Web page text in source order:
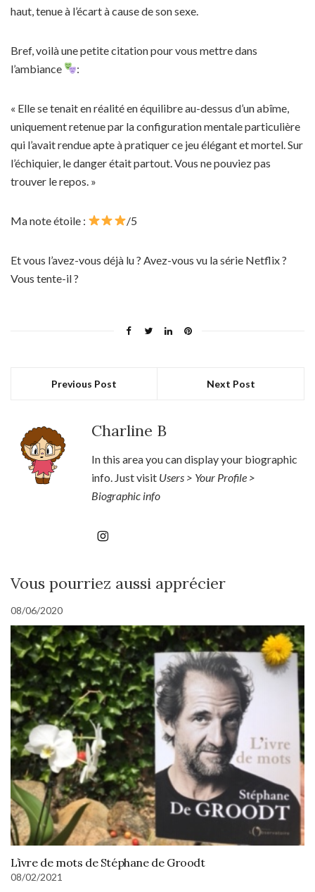
haut, tenue à l’écart à cause de son sexe.
Bref, voilà une petite citation pour vous mettre dans
l’ambiance
:
« Elle se tenait en réalité en équilibre au-dessus d’un abîme,
uniquement retenue par la configuration mentale particulière
qui l’avait rendue apte à pratiquer ce jeu élégant et mortel. Sur
l’échiquier, le danger était partout. Vous ne pouviez pas
trouver le repos. »
Ma note étoile : /5
Et vous l’avez-vous déjà lu ? Avez-vous vu la série Netflix ?
Vous tente-il ?
Previous Post Next Post
Charline B
In this area you can display your biographic
info. Just visit Users > Your Profile >
Biographic info
Vous pourriez aussi apprécier
08/06/2020
L’ivre de mots de Stéphane de Groodt
08/02/2021